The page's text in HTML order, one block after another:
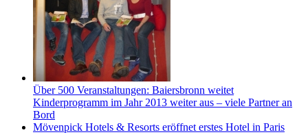
Über 500 Veranstaltungen: Baiersbronn weitet
Kinderprogramm im Jahr 2013 weiter aus – viele Partner an
Bord
Mövenpick Hotels & Resorts eröffnet erstes Hotel in Paris